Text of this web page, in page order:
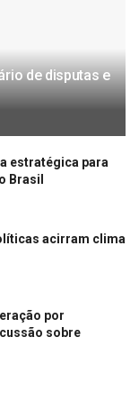
de disputas e
estratégica para
Brasil
acirram clima
por
sobre